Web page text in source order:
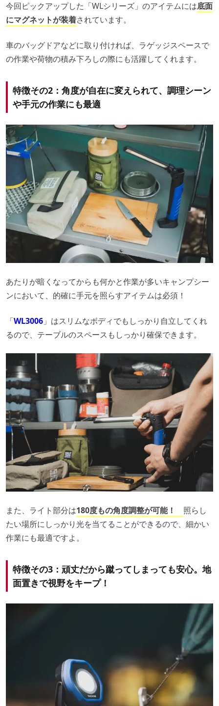
今回ピックアップした「WLシリーズ」のアイテムには底面
にマグネットが装着されています。
車のバッグドアなどに取り付ければ、ラゲッジスペースで
の作業や荷物の積み下ろしの際にも活躍してくれます。
特徴その2：角度が自在に変えられて、調理シーン
や手元の作業にも最適
あたりが暗くなってからも何かと作業が多いキャンプシー
ンにおいて、的確に手元を照らすアイテムは必須！
「WL3006 」はスリムなボディでもしっかり自立してくれ
るので、テーブルのスペースもしっかり確保できます。
また、ライト部分は180度もの角度調整が可能！ 照らし
たい場所にしっかり光を当てることができるので、細かい
作業にも最適ですよ。
特徴その3：頑丈だから蹴ってしまっても安心。地
面置きで視野をキープ！